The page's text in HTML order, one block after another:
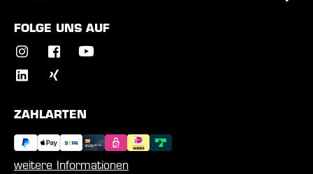
FOLGE UNS AUF
ZAHLARTEN
weitere Informationen